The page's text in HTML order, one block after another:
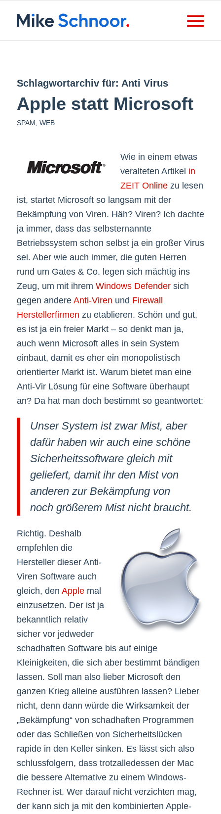
Schlagwortarchiv für: Anti Virus
Apple statt Microsoft
SPAM WEB
Wie in einem etwas
veralteten Artikel in
ZEIT Onlinezu lesen
ist, startet Microsoft so langsam mit der
Bekämpfung von Viren. Häh? Viren? Ich dachte
ja immer, dass das selbsternannte
Betriebssystem schon selbst ja ein großer Virus
sei. Aber wie auch immer, die guten Herren
rund um Gates & Co. legen sich mächtig ins
Zeug, um mit ihrem Windows Defendersich
gegen andere Anti-Viren und Firewall
Herstellerfirmen zu etablieren. Schön und gut,
es ist ja ein freier Markt – so denkt man ja,
auch wenn Microsoft alles in sein System
einbaut, damit es eher ein monopolistisch
orientierter Markt ist. Warum bietet man eine
Anti-Vir Lösung für eine Software überhaupt
an? Da hat man doch bestimmt so geantwortet:
Unser System ist zwar Mist, aber
dafür haben wir auch eine schöne
Sicherheitssoftware gleich mit
geliefert, damit ihr den Mist von
anderen zur Bekämpfung von
noch größerem Mist nicht braucht.
Richtig. Deshalb
empfehlen die
Hersteller dieser Anti-
Viren Software auch
gleich, den Applemal
einzusetzen. Der ist ja
bekanntlich relativ
sicher vor jedweder
schadhaften Software bis auf einige
Kleinigkeiten, die sich aber bestimmt bändigen
lassen. Soll man also lieber Microsoft den
ganzen Krieg alleine ausführen lassen? Lieber
nicht, denn dann würde die Wirksamkeit der
„Bekämpfung“ von schadhaften Programmen
oder das Schließen von Sicherheitslücken
rapide in den Keller sinken. Es lässt sich also
schlussfolgern, dass trotzalledessen der Mac
die bessere Alternative zu einem Windows-
Rechner ist. Wer darauf nicht verzichten mag,
der kann sich ja mit den kombinierten Apple-